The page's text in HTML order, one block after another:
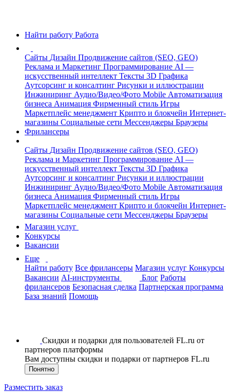
Найти работу Работа
Сайты Дизайн Продвижение сайтов (SEO, GEO)
Реклама и Маркетинг Программирование AI —
искусственный интеллект Тексты 3D Графика
Аутсорсинг и консалтинг Рисунки и иллюстрации
Инжиниринг Аудио/Видео/Фото Mobile Автоматизация
бизнеса Анимация Фирменный стиль Игры
Маркетплейс менеджмент Крипто и блокчейн Интернет-
магазины Социальные сети Мессенджеры Браузеры
Фрилансеры
Сайты Дизайн Продвижение сайтов (SEO, GEO)
Реклама и Маркетинг Программирование AI —
искусственный интеллект Тексты 3D Графика
Аутсорсинг и консалтинг Рисунки и иллюстрации
Инжиниринг Аудио/Видео/Фото Mobile Автоматизация
бизнеса Анимация Фирменный стиль Игры
Маркетплейс менеджмент Крипто и блокчейн Интернет-
магазины Социальные сети Мессенджеры Браузеры
Магазин услуг
Конкурсы
Вакансии
Еще
Найти работу Все фрилансеры Магазин услуг Конкурсы
Вакансии AI-инструменты Блог Работы
фрилансеров Безопасная сделка Партнерская программа
База знаний Помощь
Скидки и подарки для пользователей FL.ru от
партнеров платформы
Вам доступны скидки и подарки от партнеров FL.ru
Понятно
Разместить заказ